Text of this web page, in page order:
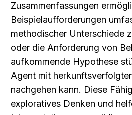
Zusammenfassungen
Beispielaufforderungen
methodischer Unterschiede
oder die Anforderung von
aufkommende Hypothese
Agent mit
nachgehen kann. Diese
exploratives Denken und